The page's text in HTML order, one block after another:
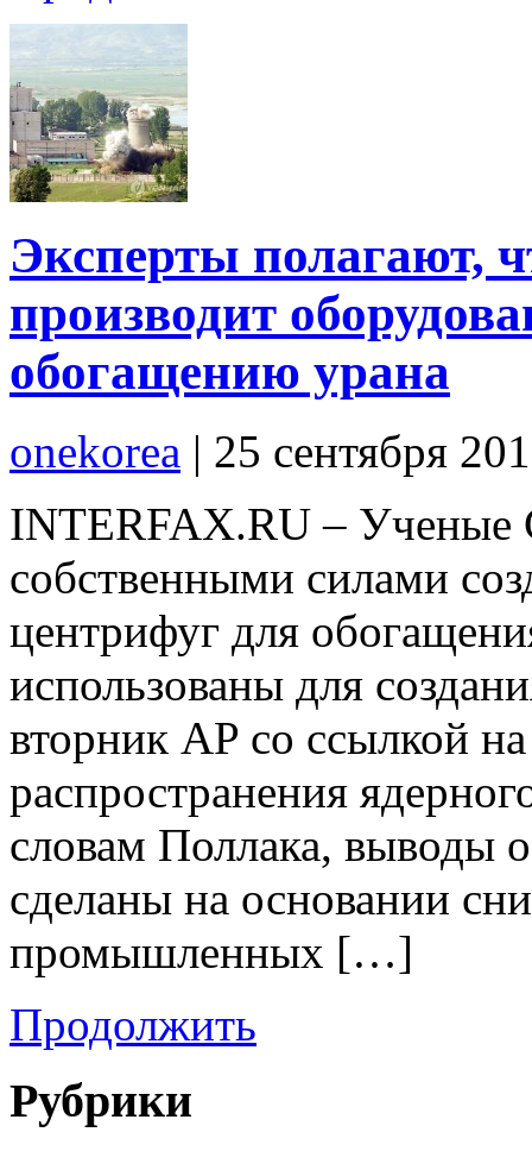
Эксперты полагают,
производит
обогащению урана
onekorea | 25 сентября
INTERFAX.RU – Ученые
собственными силами
центрифуг для
использованы для
вторник AP со ссылкой
распространения
словам Поллака, выводы
сделаны на основании
промышленных […]
Продолжить
Рубрики